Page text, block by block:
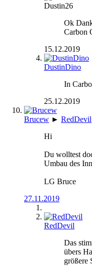
Dustin26
Ok
Carbon
15.12.2019
DustinDino
In
25.12.2019
Brucew ► RedDevil
Hi
Du wolltest
Umbau des
LG Bruce
27.11.2019
RedDevil
Das
übers
größere